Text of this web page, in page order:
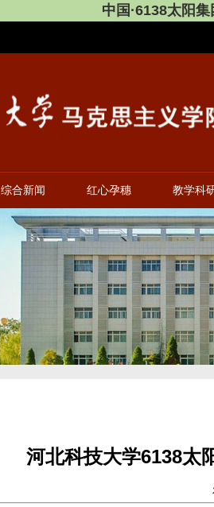
中国·6138太阳
综合新闻 红心孕穗 教学科
河北科技大学6138太